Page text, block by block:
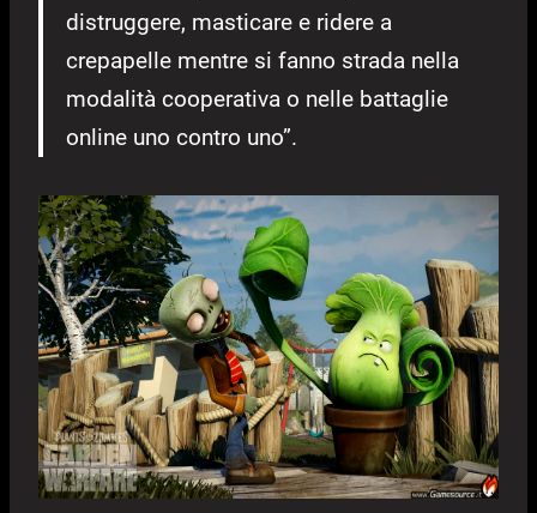
distruggere, masticare e ridere a
crepapelle mentre si fanno strada nella
modalità cooperativa o nelle battaglie
online uno contro uno”.